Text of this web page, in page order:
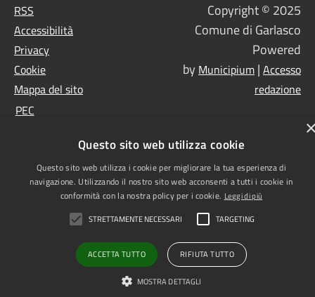
RSS
Accessibilità
Privacy
Cookie
Mappa del sito
PEC
Copyright © 2025
Comune di Garlasco
Powered
by Municipium | Accesso
redazione
Questo sito web utilizza cookie
Questo sito web utilizza i cookie per migliorare la tua esperienza di
navigazione. Utilizzando il nostro sito web acconsenti a tutti i cookie in
conformità con la nostra policy per i cookie. Leggi di più
STRETTAMENTE NECESSARI TARGETING
ACCETTA TUTTO RIFIUTA TUTTO
MOSTRA DETTAGLI